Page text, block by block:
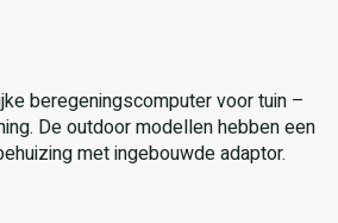
beregeningscomputer voor tuin –
De outdoor modellen hebben een
met ingebouwde adaptor.